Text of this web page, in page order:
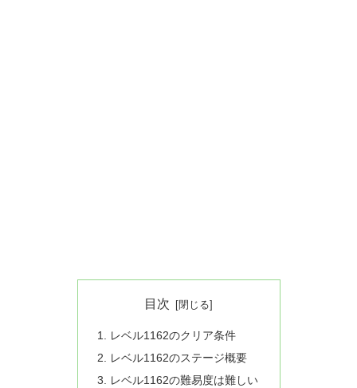
目次
レベル1162のクリア条件
レベル1162のステージ概要
レベル1162の難易度は難しい